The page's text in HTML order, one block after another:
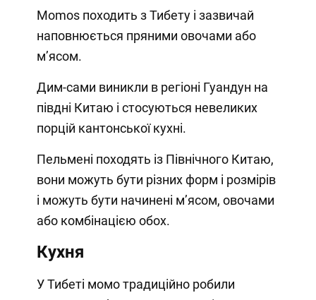
Momos походить з Тибету і зазвичай
наповнюється пряними овочами або
м’ясом.
Дим-сами виникли в регіоні Гуандун на
півдні Китаю і стосуються невеликих
порцій кантонської кухні.
Пельмені походять із Північного Китаю,
вони можуть бути різних форм і розмірів
і можуть бути начинені м’ясом, овочами
або комбінацією обох.
Кухня
У Тибеті момо традиційно робили